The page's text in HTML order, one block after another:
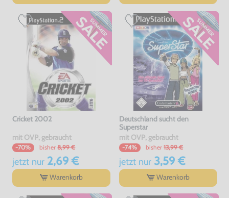
Cricket 2002
mit OVP, gebraucht
-70% bisher 8,99 €
jetzt nur2,69 €
Warenkorb
Deutschland sucht den
Superstar
mit OVP, gebraucht
-74% bisher 13,99 €
jetzt nur3,59 €
Warenkorb